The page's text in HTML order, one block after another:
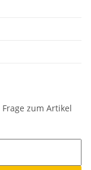
Frage zum Artikel